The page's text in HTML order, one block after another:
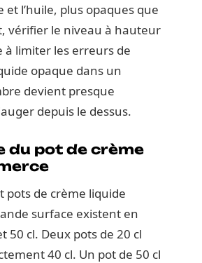
et l’huile, plus opaques que
vérifier le niveau à hauteur
à limiter les erreurs de
opaque dans un
devient presque
depuis le dessus.
du pot de crème
pots de crème liquide
surface existent en
50 cl. Deux pots de 20 cl
40 cl. Un pot de 50 cl